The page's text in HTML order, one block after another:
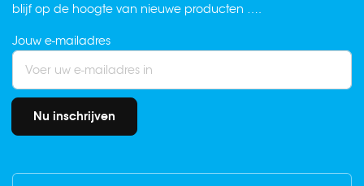
blijf op de hoogte van nieuwe producten ….
Jouw e-mailadres
Nu inschrijven